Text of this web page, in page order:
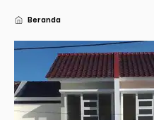
Beranda